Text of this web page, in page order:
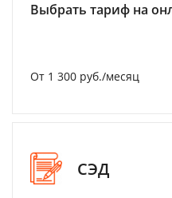
Выбрать тариф на
От 1 300 руб./месяц
СЭД